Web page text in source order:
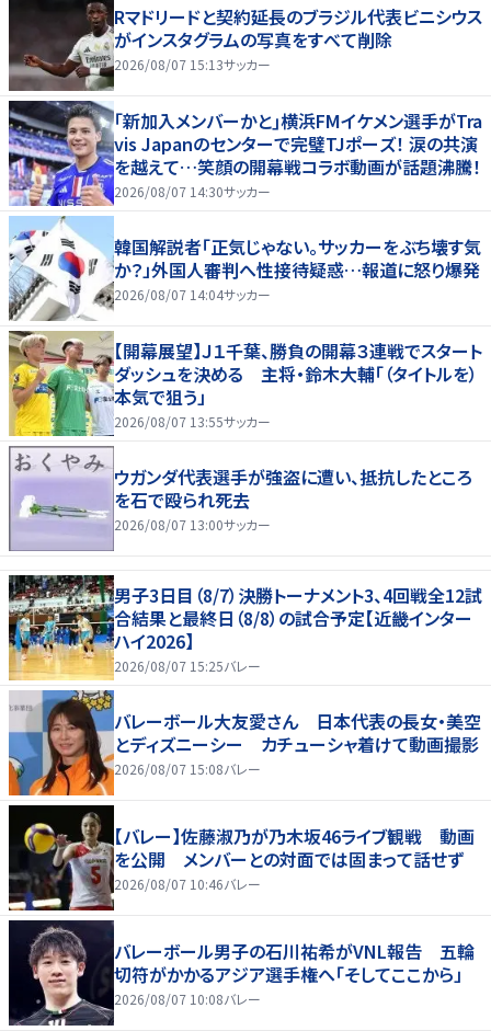
Rマドリードと契約延長のブラジル代表ビニシウス
がインスタグラムの写真をすべて削除
2026/08/07 15:13サッカー
｢新加入メンバーかと｣横浜FMイケメン選手がTra
vis Japanのセンターで完璧TJポーズ！ 涙の共演
を越えて…笑顔の開幕戦コラボ動画が話題沸騰！
2026/08/07 14:30サッカー
韓国解説者「正気じゃない。サッカーをぶち壊す気
か？」外国人審判へ性接待疑惑…報道に怒り爆発
2026/08/07 14:04サッカー
【開幕展望】Ｊ１千葉、勝負の開幕３連戦でスタート
ダッシュを決める 主将・鈴木大輔「（タイトルを）
本気で狙う」
2026/08/07 13:55サッカー
ウガンダ代表選手が強盗に遭い、抵抗したところ
を石で殴られ死去
2026/08/07 13:00サッカー
男子3日目（8/7）決勝トーナメント3、4回戦全12試
合結果と最終日（8/8）の試合予定【近畿インター
ハイ2026】
2026/08/07 15:25バレー
バレーボール大友愛さん 日本代表の長女・美空
とディズニーシー カチューシャ着けて動画撮影
2026/08/07 15:08バレー
【バレー】佐藤淑乃が乃木坂46ライブ観戦 動画
を公開 メンバーとの対面では固まって話せず
2026/08/07 10:46バレー
バレーボール男子の石川祐希がVNL報告 五輪
切符がかかるアジア選手権へ「そしてここから」
2026/08/07 10:08バレー